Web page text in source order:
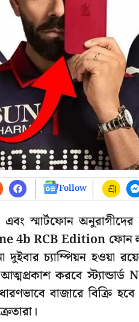
Follow
এবং স্মার্টফোন
4b RCB Edition ফোন
চ্যাম্পিয়ন হওয়া রয়েল
করবে
বাজারে বিক্রি হবে